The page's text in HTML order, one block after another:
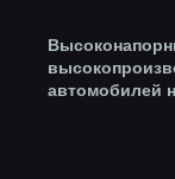
автомобилей